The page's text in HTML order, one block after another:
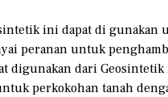
ini dapat di gunakan
peranan untuk
digunakan dari
perkokohan tanah